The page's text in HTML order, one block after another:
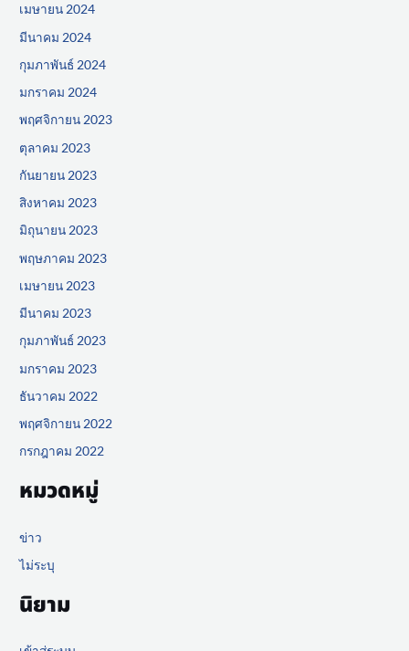
เมษายน 2024
มีนาคม 2024
กุมภาพันธ์ 2024
มกราคม 2024
พฤศจิกายน 2023
ตุลาคม 2023
กันยายน 2023
สิงหาคม 2023
มิถุนายน 2023
พฤษภาคม 2023
เมษายน 2023
มีนาคม 2023
กุมภาพันธ์ 2023
มกราคม 2023
ธันวาคม 2022
พฤศจิกายน 2022
กรกฎาคม 2022
หมวดหมู่
ข่าว
ไม่ระบุ
นิยาม